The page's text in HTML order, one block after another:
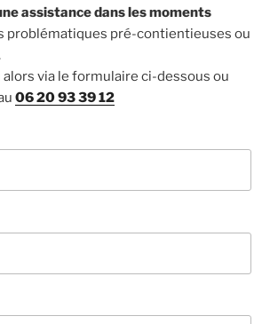
assistance dans les moments
problématiques pré-contientieuses ou
via le formulaire ci-dessous ou
06 20 93 39 12